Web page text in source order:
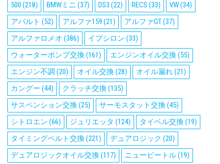
500 (218) BMWミニ (37) DS3 (22) RECS (33) VW(34)
アバルト (52) アルファ159 (21) アルファGT(37)
アルファロメオ (386) イプシロン (33)
ウォーターポンプ交換(161) エンジンオイル交換(55)
エンジン不調 (20) オイル交換(28) オイル漏れ(21)
カングー (44) クラッチ交換(135)
サスペンション交換(25) サーモスタット交換(45)
シトロエン (66) ジュリエッタ (124) タイベル交換(19)
タイミングベルト交換(221) デュアロジック (20)
デュアロジックオイル交換(117) ニュービートル(19)